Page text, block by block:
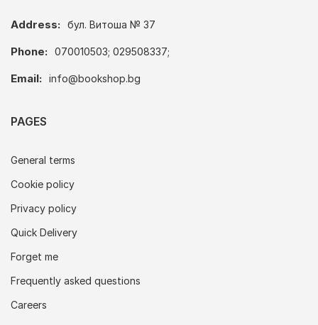
Address: бул. Витоша № 37
Phone: 070010503; 029508337;
Email: info@bookshop.bg
PAGES
General terms
Cookie policy
Privacy policy
Quick Delivery
Forget me
Frequently asked questions
Careers